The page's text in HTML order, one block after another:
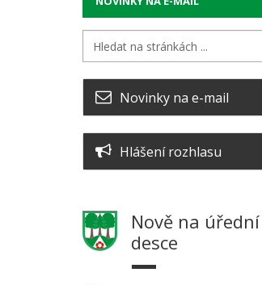
Novinky na e-mail
Hlášení rozhlasu
Nově na úřední
desce